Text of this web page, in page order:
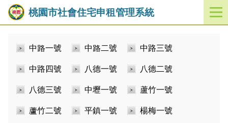
桃園市社會住宅申租管理系統
開
啟
中路一號 中路二號 中路三號
中路四號 八德一號 八德二號
八德三號 中壢一號 蘆竹一號
蘆竹二號 平鎮一號 楊梅一號